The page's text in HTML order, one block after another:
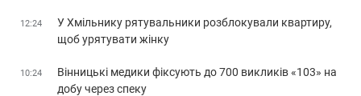
12:24
У Хмільнику рятувальники розблокували квартиру,
щоб урятувати жінку
10:24
Вінницькі медики фіксують до 700 викликів «103» на
добу через спеку